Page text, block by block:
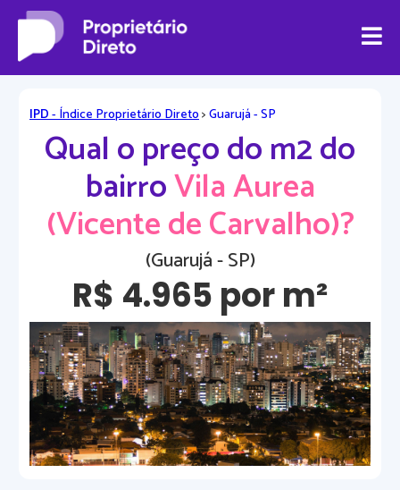
IPD- Índice Proprietário Direto>Guarujá - SP
Qual o preço do m2 do
bairroVila Aurea
(Vicente de Carvalho)?
(Guarujá - SP)
R$ 4.965 por m²